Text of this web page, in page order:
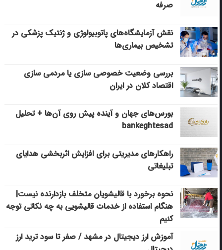
صرفه
نقش آزمایشگاه‌های پاتوبیولوژی و ژنتیک پزشکی در
تشخیص بیماری‌ها
بررسی وضعیت خصوصی سازی یا مردمی سازی
اقتصاد کلان در ایران
بورس‌های جهان و آینده پیش روی آن‌ها + تحلیل
bankeghtesad
راهکارهای مدیریتی برای افزایش اثربخشی هدایای
تبلیغاتی
نحوه برخورد با قالیشویان متخلف بازدارنده نیست|
هنگام استفاده از خدمات قالیشویی به چه نکاتی توجه
کنیم
آموزش ارز دیجیتال در مشهد / صفر تا سود ترید ارز